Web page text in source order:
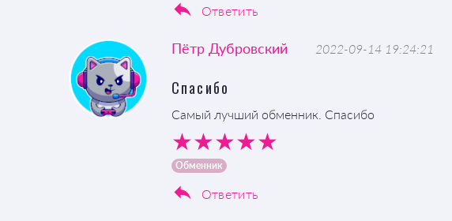
Ответить
Пётр Дубровский 2022-09-14 19:24:21
Спасибо
Самый лучший обменник. Спасибо
Обменник
Ответить